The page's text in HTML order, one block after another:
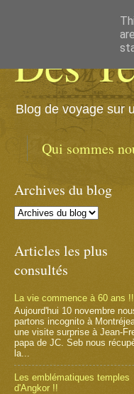
Des
Blog de voyage sur
Qui sommes
Archives du blog
Articles les plus
consultés
La vie commence à 60 ans
Aujourd'hui 10 novembre
partons incognito à
une visite surprise à Jean-
papa de JC. Seb nous
la...
Les emblématiques temples
d'Angkor !!